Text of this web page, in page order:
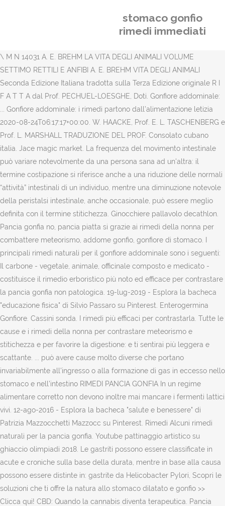
stomaco gonfio
rimedi immediati
\ M N 14031 A. E. BREHM LA VITA DEGLI ANIMALI VOLUME
SETTIMO RETTILI E ANFIBI A. E. BREHM VITA DEGLI ANIMALI
Seconda Edizione Italiana tradotta sulla Terza Edizione originale R I
F A T T A dal Prof. PECHUEL-LOESGHE, Doti. Gonfiore addominale:
... Gonfiore addominale: i rimedi partono dall’alimentazione letizia
2020-08-24T06:17:17+00:00. W. HAACKE, Prof. E. L. TASCHENBERG e
Prof. L. MARSHALL TRADUZIONE DEL PROF. Consolato cubano
italia. Jace magic market. La frequenza del movimento intestinale
può variare notevolmente da una persona sana ad un'altra: il
termine costipazione si riferisce anche a una riduzione delle normali
“attività” intestinali di un individuo, mentre una diminuzione notevole
della peristalsi intestinale, anche occasionale, può essere meglio
definita con il termine stitichezza. Ginocchiere pallavolo decathlon.
Pancia gonfia no, pancia piatta si grazie ai rimedi della nonna per
combattere meteorismo, addome gonfio, gonfiore di stomaco. I
principali rimedi naturali per il gonfiore addominale sono i seguenti:
Il carbone - vegetale, animale, officinale composto e medicato -
costituisce il rimedio erboristico più noto ed efficace per contrastare
la pancia gonfia non patologica. 19-lug-2019 - Esplora la bacheca
"educazione fisica" di Silvio Passaro su Pinterest. Enterogermina
Gonfiore. Cassini sonda. I rimedi più efficaci per contrastarla. Tutte le
cause e i rimedi della nonna per contrastare meteorismo e
stitichezza e per favorire la digestione: e ti sentirai più leggera e
scattante. ... può avere cause molto diverse che portano
invariabilmente all'ingresso o alla formazione di gas in eccesso nello
stomaco e nell'intestino RIMEDI PANCIA GONFIA In un regime
alimentare corretto non devono inoltre mai mancare i fermenti lattici
vivi. 12-ago-2016 - Esplora la bacheca "salute e benessere" di
Patrizia Mazzocchetti Mazzocc su Pinterest. Rimedi Alcuni rimedi
naturali per la pancia gonfia. Youtube pattinaggio artistico su
ghiaccio olimpiadi 2018. Le gastriti possono essere classificate in
acute e croniche sulla base della durata, mentre in base alla causa
possono essere distinte in: gastrite da Helicobacter Pylori, Scopri le
soluzioni che ti offre la natura allo stomaco dilatato e gonfio >>
Clicca qui! CBD: Quando la cannabis diventa terapeutica. Pancia